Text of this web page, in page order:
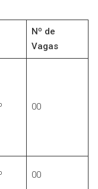
Nº de
Vagas
00
00